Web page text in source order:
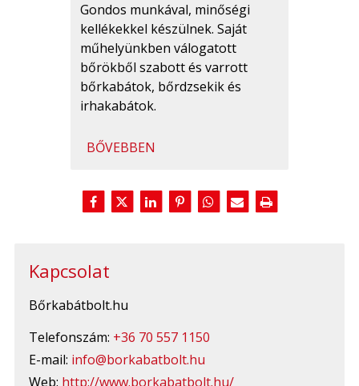
Gondos munkával, minőségi
kellékekkel készülnek. Saját
műhelyünkben válogatott
bőrökből szabott és varrott
bőrkabátok, bőrdzsekik és
irhakabátok.
BŐVEBBEN
Kapcsolat
Bőrkabátbolt.hu
Telefonszám: +36 70 557 1150
E-mail: info@borkabatbolt.hu
Web: http://www.borkabatbolt.hu/